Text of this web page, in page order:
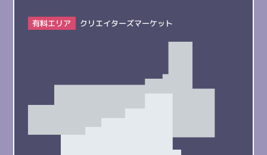
有料エリア クリエイターズマーケット